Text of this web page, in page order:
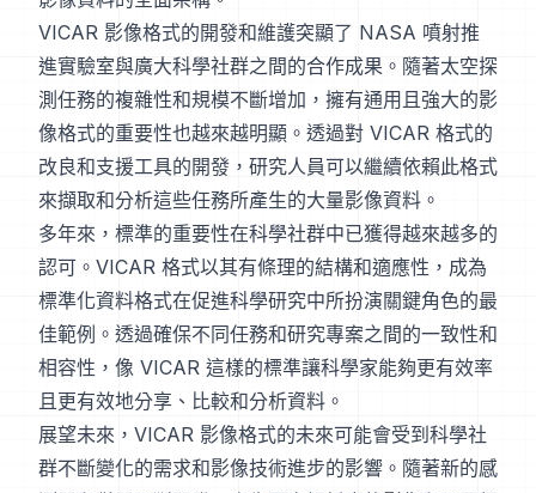
VICAR 影像格式的開發和維護突顯了 NASA 噴射推
進實驗室與廣大科學社群之間的合作成果。隨著太空探
測任務的複雜性和規模不斷增加，擁有通用且強大的影
像格式的重要性也越來越明顯。透過對 VICAR 格式的
改良和支援工具的開發，研究人員可以繼續依賴此格式
來擷取和分析這些任務所產生的大量影像資料。
多年來，標準的重要性在科學社群中已獲得越來越多的
認可。VICAR 格式以其有條理的結構和適應性，成為
標準化資料格式在促進科學研究中所扮演關鍵角色的最
佳範例。透過確保不同任務和研究專案之間的一致性和
相容性，像 VICAR 這樣的標準讓科學家能夠更有效率
且更有效地分享、比較和分析資料。
展望未來，VICAR 影像格式的未來可能會受到科學社
群不斷變化的需求和影像技術進步的影響。隨著新的感